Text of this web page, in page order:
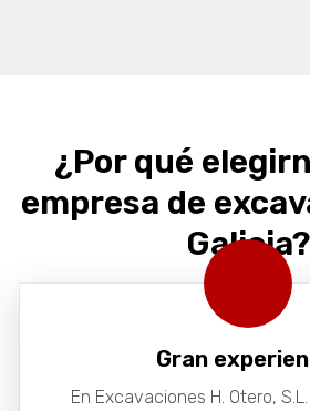
para mitigar al máximo el
Planificación de una demolición
concepto de
¿Por qué
empresa de
Galicia?
Gran
En Excavaciones H. Otero,